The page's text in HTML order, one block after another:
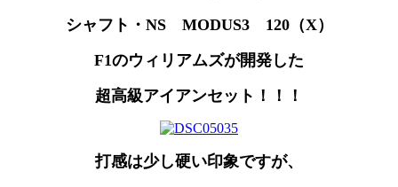
シャフト・NS MODUS3 120（X）
F1のウィリアムズが開発した
超高級アイアンセット！！！
打感は少し硬い印象ですが、